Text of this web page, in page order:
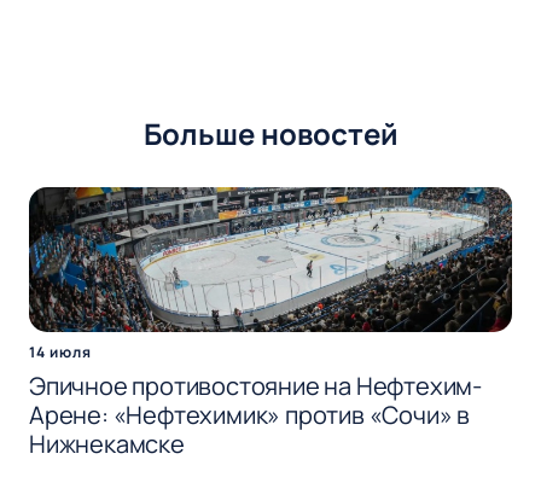
Больше новостей
14 июля
Эпичное противостояние на Нефтехим-
Арене: «Нефтехимик» против «Сочи» в
Нижнекамске